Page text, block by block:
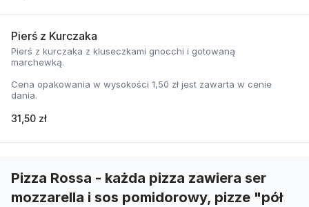
Pierś z Kurczaka
Pierś z kurczaka z kluseczkami gnocchi i gotowaną
marchewką.
Cena opakowania w wysokości 1,50 zł jest zawarta w cenie
dania.
31,50 zł
Pizza Rossa - każda pizza zawiera ser
mozzarella i sos pomidorowy, pizze "pół